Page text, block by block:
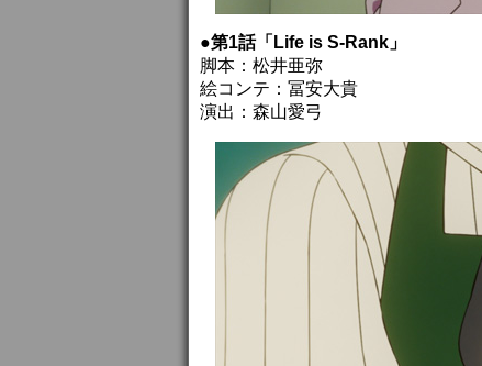
●第1話「Life is S-Rank」
脚本：松井亜弥
絵コンテ：冨安大貴
演出：森山愛弓